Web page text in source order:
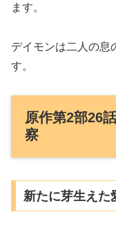
ます。
デイモンは二人の息
す。
原作第2部26
察
新たに芽生えた